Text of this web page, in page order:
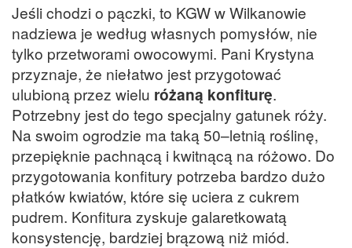
Jeśli chodzi o pączki, to KGW w Wilkanowie
nadziewa je według własnych pomysłów, nie
tylko przetworami owocowymi. Pani Krystyna
przyznaje, że niełatwo jest przygotować
ulubioną przez wielu różaną konfiturę.
Potrzebny jest do tego specjalny gatunek róży.
Na swoim ogrodzie ma taką 50–letnią roślinę,
przepięknie pachnącą i kwitnącą na różowo. Do
przygotowania konfitury potrzeba bardzo dużo
płatków kwiatów, które się uciera z cukrem
pudrem. Konfitura zyskuje galaretkowatą
konsystencję, bardziej brązową niż miód.